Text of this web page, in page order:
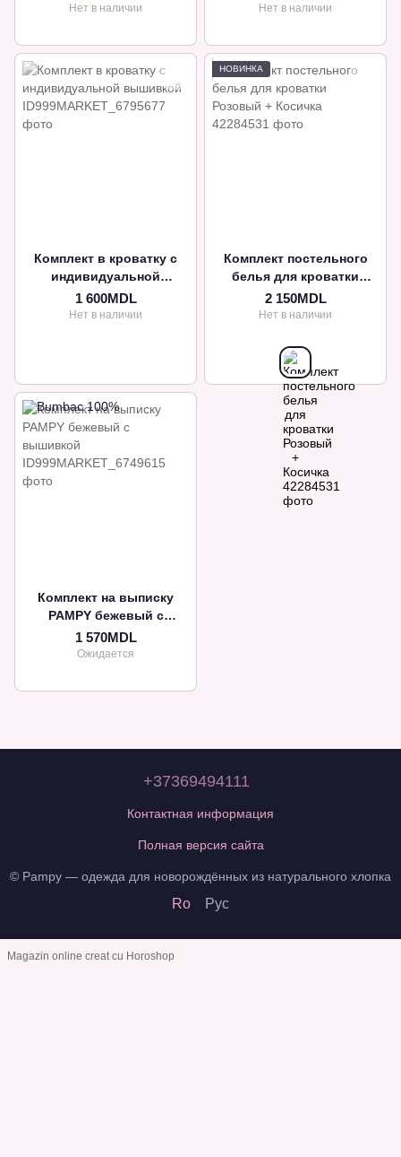
Нет в наличии Нет в наличии
Комплект в кроватку с
индивидуальной
вышивкой
1 600MDL
Нет в наличии
НОВИНКА
Комплект постельного
белья для кроватки
Розовый + Косичка
2 150MDL
Нет в наличии
Комплект на выписку
PAMPY бежевый с
вышивкой
1 570MDL
Ожидается
+37369494111
Контактная информация
Полная версия сайта
© Pampy — одежда для новорождённых из натурального хлопка
Ro Рус
Magazin online creat cu Horoshop